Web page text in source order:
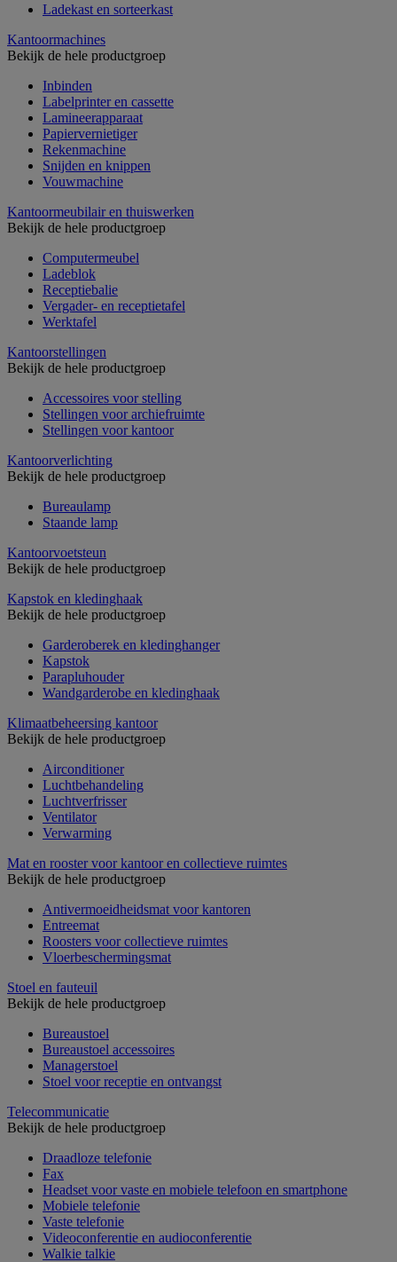
Ladekast en sorteerkast
Kantoormachines
Bekijk de hele productgroep
Inbinden
Labelprinter en cassette
Lamineerapparaat
Papiervernietiger
Rekenmachine
Snijden en knippen
Vouwmachine
Kantoormeubilair en thuiswerken
Bekijk de hele productgroep
Computermeubel
Ladeblok
Receptiebalie
Vergader- en receptietafel
Werktafel
Kantoorstellingen
Bekijk de hele productgroep
Accessoires voor stelling
Stellingen voor archiefruimte
Stellingen voor kantoor
Kantoorverlichting
Bekijk de hele productgroep
Bureaulamp
Staande lamp
Kantoorvoetsteun
Bekijk de hele productgroep
Kapstok en kledinghaak
Bekijk de hele productgroep
Garderoberek en kledinghanger
Kapstok
Parapluhouder
Wandgarderobe en kledinghaak
Klimaatbeheersing kantoor
Bekijk de hele productgroep
Airconditioner
Luchtbehandeling
Luchtverfrisser
Ventilator
Verwarming
Mat en rooster voor kantoor en collectieve ruimtes
Bekijk de hele productgroep
Antivermoeidheidsmat voor kantoren
Entreemat
Roosters voor collectieve ruimtes
Vloerbeschermingsmat
Stoel en fauteuil
Bekijk de hele productgroep
Bureaustoel
Bureaustoel accessoires
Managerstoel
Stoel voor receptie en ontvangst
Telecommunicatie
Bekijk de hele productgroep
Draadloze telefonie
Fax
Headset voor vaste en mobiele telefoon en smartphone
Mobiele telefonie
Vaste telefonie
Videoconferentie en audioconferentie
Walkie talkie